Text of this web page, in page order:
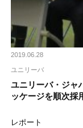
2019.06.28
ユニリーバ
ユニリーバ・ジャ
ッケージを順次採
レポート